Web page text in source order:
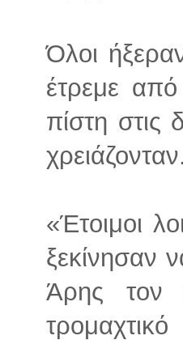
Όλοι
έτρεμε
πίστη
χρειάζονταν.
«Έτοιμοι
ξεκίνησαν
Άρης τον